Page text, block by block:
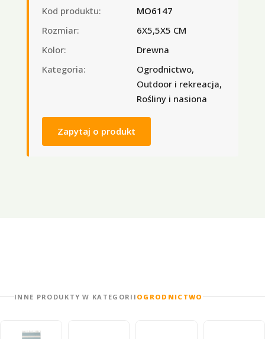
Kod produktu:
MO6147
Rozmiar:
6X5,5X5 CM
Kolor:
Drewna
Kategoria:
Ogrodnictwo,
Outdoor i rekreacja,
Rośliny i nasiona
Zapytaj o produkt
INNE PRODUKTY W KATEGORII OGRODNICTWO